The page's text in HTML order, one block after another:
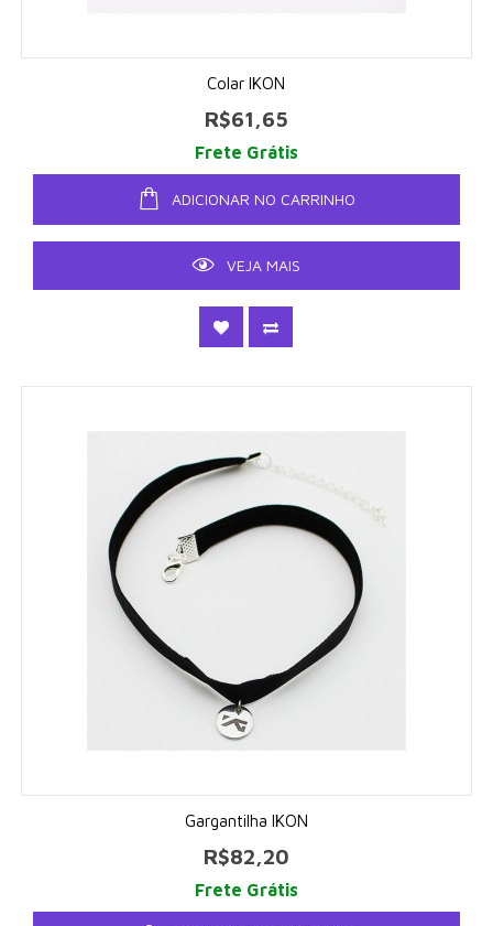
Colar IKON
R$61,65
Frete Grátis
ADICIONAR NO CARRINHO
VEJA MAIS
Gargantilha IKON
R$82,20
Frete Grátis